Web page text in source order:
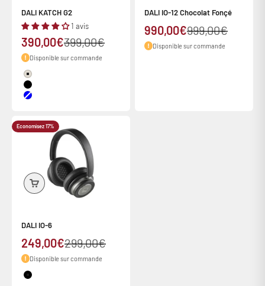
DALI KATCH G2
1 avis
Prix de vente
390,00€Prix normal
399,00€
Disponible sur commande
Couleur
Blanc caramel
Black
Bleu
DALI IO-12 Chocolat Fonçé
Prix de vente
990,00€Prix normal
999,00€
Disponible sur commande
Economisez 17%
DALI IO-6
Prix de vente
249,00€Prix normal
299,00€
Disponible sur commande
Couleur
Black